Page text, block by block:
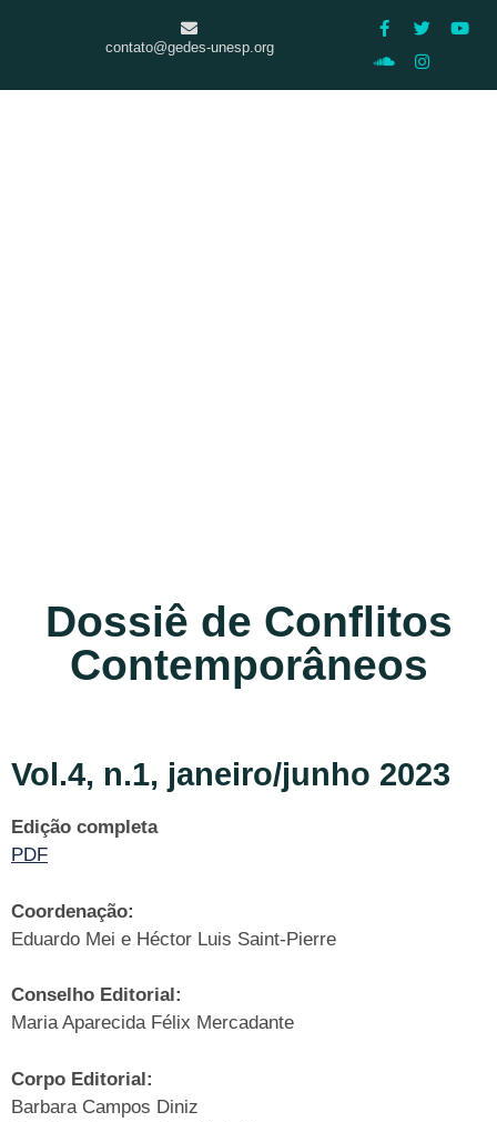
contato@gedes-unesp.org
Dossiê de Conflitos
Contemporâneos
Vol.4, n.1, janeiro/junho 2023
Edição completa
PDF
Coordenação:
Eduardo Mei e Héctor Luis Saint-Pierre
Conselho Editorial:
Maria Aparecida Félix Mercadante
Corpo Editorial:
Barbara Campos Diniz